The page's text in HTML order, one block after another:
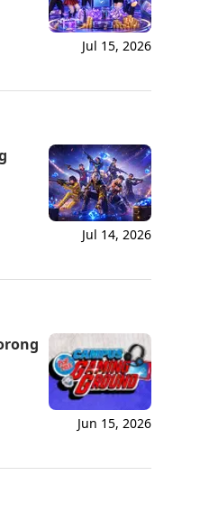
Jul 15, 2026
Jul 14, 2026
Jun 15, 2026